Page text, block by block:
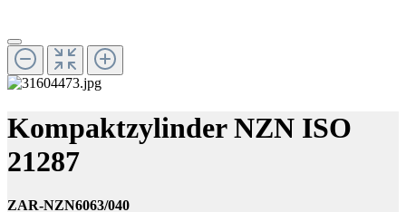
Kompaktzylinder NZN ISO
21287
ZAR-NZN6063/040